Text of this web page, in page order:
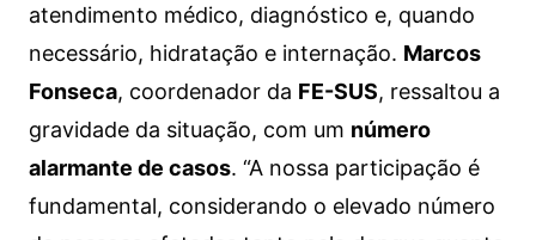
atendimento médico, diagnóstico e, quando
necessário, hidratação e internação. Marcos
Fonseca, coordenador da FE-SUS, ressaltou a
gravidade da situação, com um número
alarmante de casos. “A nossa participação é
fundamental, considerando o elevado número